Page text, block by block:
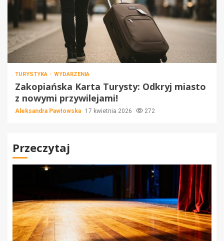
TURYSTYKA WYDARZENIA
Zakopiańska Karta Turysty: Odkryj miasto
z nowymi przywilejami!
Aleksandra Pawłowska 17 kwietnia 2026 272
Przeczytaj